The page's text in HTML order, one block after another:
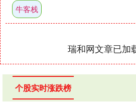
牛客栈
瑞和网文章已加
个股实时涨跌榜